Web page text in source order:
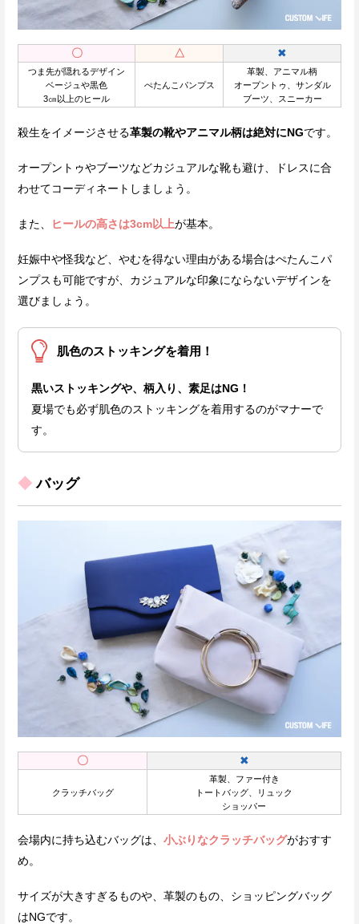
〇 △ ✖
つま先が隠れるデザイン
ベージュや黒色
3㎝以上のヒール
ぺたんこパンプス
革製、アニマル柄
オープントゥ、サンダル
ブーツ、スニーカー
殺生をイメージさせる革製の靴やアニマル柄は絶対にNGです。
オープントゥやブーツなどカジュアルな靴も避け、ドレスに合
わせてコーディネートしましょう。
また、 ヒールの高さは3cm以上が基本。
妊娠中や怪我など、やむを得ない理由がある場合はぺたんこパ
ンプスも可能ですが、カジュアルな印象にならないデザインを
選びましょう。
肌色のストッキングを着用！
黒いストッキングや、柄入り、素足はNG！
夏場でも必ず肌色のストッキングを着用するのがマナーで
す。
◆ バッグ
〇 ✖
クラッチバッグ
革製、ファー付き
トートバッグ、リュック
ショッパー
会場内に持ち込むバッグは、 小ぶりなクラッチバッグがおすす
め。
サイズが大きすぎるものや、革製のもの、ショッピングバッグ
はNGです。